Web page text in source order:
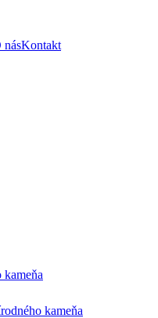
násKontakt
kameňa